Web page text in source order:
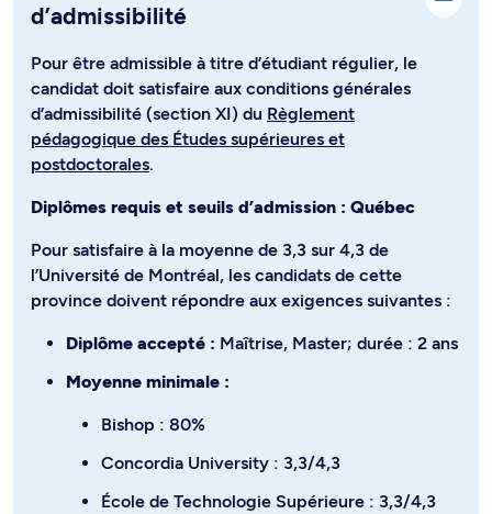
d’admissibilité
Pour être admissible à titre d’étudiant régulier, le
candidat doit satisfaire aux conditions générales
d’admissibilité (section XI) du Règlement
pédagogique des Études supérieures et
postdoctorales.
Diplômes requis et seuils d’admission : Québec
Pour satisfaire à la moyenne de 3,3 sur 4,3 de
l’Université de Montréal, les candidats de cette
province doivent répondre aux exigences suivantes :
Diplôme accepté : Maîtrise, Master; durée : 2 ans
Moyenne minimale :
Bishop : 80%
Concordia University : 3,3/4,3
École de Technologie Supérieure : 3,3/4,3